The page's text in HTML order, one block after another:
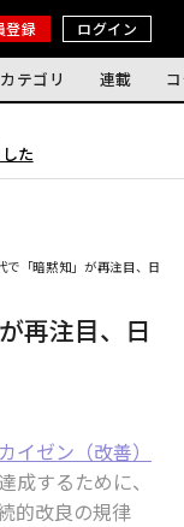
登録 ログイン
カテゴリ 連載
た
で「暗黙知」が再注目、日本
再注目、日
カイゼン（改善）
成するために、
的改良の規律